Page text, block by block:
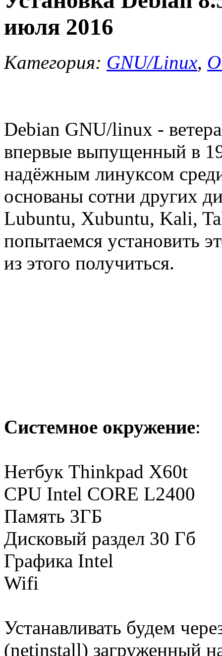
июля 2016
Категория: GNU/Linux,
Debian GNU/linux -
впервые выпущенный в
надёжным линуксом
основаны сотни других
Lubuntu, Xubuntu, Kali,
попытаемся установить
из этого получиться.
Системное окружение:
Нетбук Thinkpad X60t
CPU Intel CORE L2400
Память 3ГБ
Дисковый раздел 30 Гб
Графика Intel
Wifi
Устанавливать будем
(netinstall) загруженный